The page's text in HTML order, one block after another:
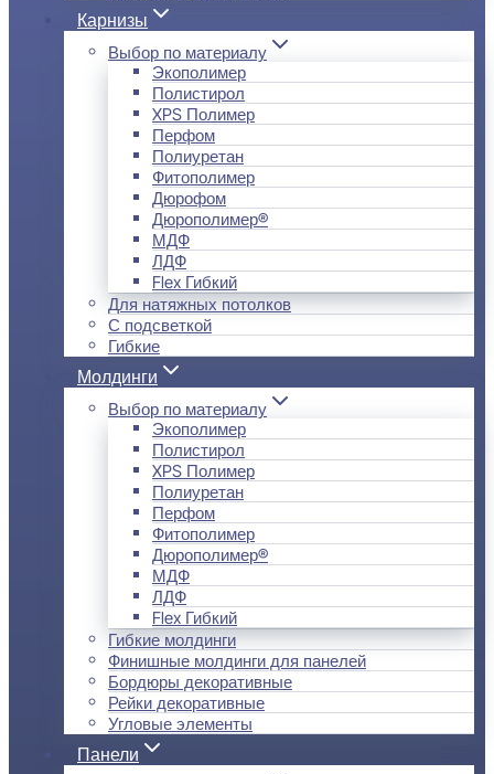
Карнизы
Выбор по материалу
Экополимер
Полистирол
XPS Полимер
Перфом
Полиуретан
Фитополимер
Дюрофом
Дюрополимер®
МДФ
ЛДФ
Flex Гибкий
Для натяжных потолков
С подсветкой
Гибкие
Молдинги
Выбор по материалу
Экополимер
Полистирол
XPS Полимер
Полиуретан
Перфом
Фитополимер
Дюрополимер®
МДФ
ЛДФ
Flex Гибкий
Гибкие молдинги
Финишные молдинги для панелей
Бордюры декоративные
Рейки декоративные
Угловые элементы
Панели